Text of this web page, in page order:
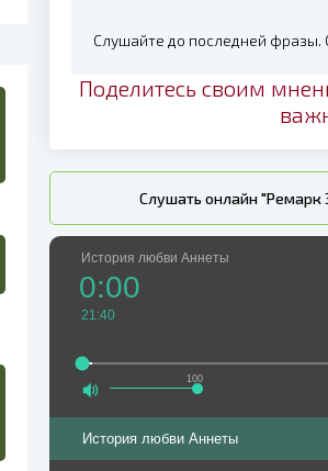
Слушайте до последней фразы.
Поделитесь своим
Слушать онлайн "Ремарк
История любви Аннеты
100
0:00
21:40
История любви Аннеты